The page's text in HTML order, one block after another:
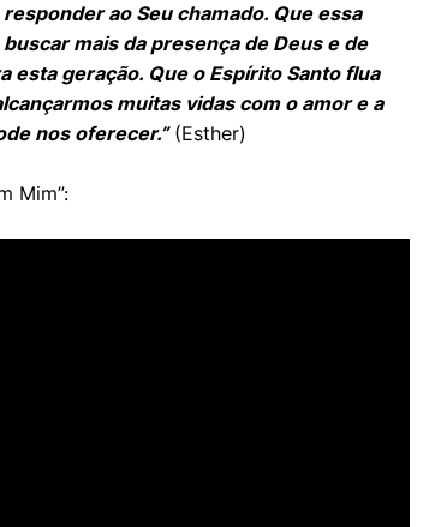
ao Seu chamado. Que essa
mais da presença de Deus e de
esta geração. Que o Espírito Santo flua
muitas vidas com o amor e a
nos oferecer.”(Esther)
Mim”: